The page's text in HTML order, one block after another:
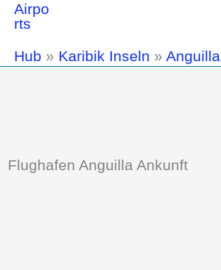
Hub » Karibik Inseln » Anguilla
Flughafen Anguilla Ankunft